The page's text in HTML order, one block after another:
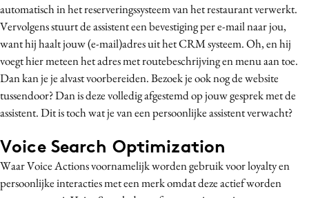
automatisch in het reserveringssysteem van het restaurant verwerkt.
Vervolgens stuurt de assistent een bevestiging per e-mail naar jou,
want hij haalt jouw (e-mail)adres uit het CRM systeem. Oh, en hij
voegt hier meteen het adres met routebeschrijving en menu aan toe.
Dan kan je je alvast voorbereiden. Bezoek je ook nog de website
tussendoor? Dan is deze volledig afgestemd op jouw gesprek met de
assistent. Dit is toch wat je van een persoonlijke assistent verwacht?
Voice Search Optimization
Waar Voice Actions voornamelijk worden gebruik voor loyalty en
persoonlijke interacties met een merk omdat deze actief worden